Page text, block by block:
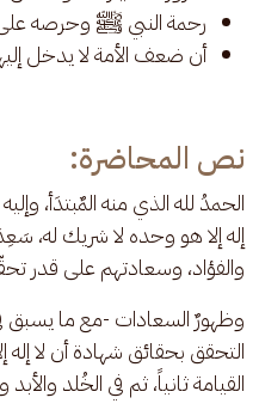
رحمة النبي ﷺ وحرصه على
أن ضعف الأمة لا يدخل
نص المحاضرة:
الحمدُ لله الذي منه المٌبتدَأ،
إله إلا هو وحده لا شريك له،
والفؤاد، وسعادتهم على قدر
وظهورٌ السعادات -مع ما يسبق
التحقق بحقائق شهادة أن لا إله
القيامة ثانياً، ثم في الخُلد والأبد